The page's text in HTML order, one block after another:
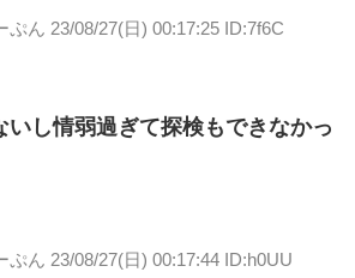
ぷん 23/08/27(日) 00:17:25 ID:7f6C
いし情弱過ぎて探検もできなかっ
ぷん 23/08/27(日) 00:17:44 ID:h0UU